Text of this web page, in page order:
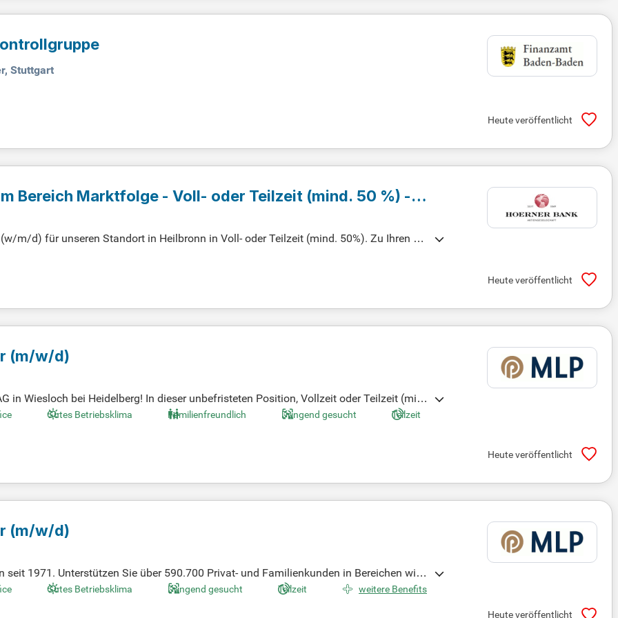
Stuttgart
Heute veröffentlicht
Bereich Marktfolge - Voll- oder Teilzeit (mind. 50 %) -
m/d) für unseren Standort in Heilbronn in Voll- oder Teilzeit (mind. 50%). Zu Ihren Au
und Beleihungswertermittlungen sowie die Analyse wirtschaftlicher Ver
Kenntnisse in agree21. Wir bieten eine sichere Anstellung in einer traditionsreiche
Heute veröffentlicht
(m/w/d)
in Wiesloch bei Heidelberg! In dieser unbefristeten Position, Vollzeit oder Teilzeit (min
von Kreditprodukten. Unterstütze unsere Berater und Geschäftsstellenleitungen, um e
hohes Maß an Verantwortungsbewusstsein und arbeitest strukturiert? Genieße fle
Gutes Betriebsklima Familienfreundlich Dringend gesucht
Teilzeit
Heute veröffentlicht
(m/w/d)
seit 1971. Unterstützen Sie über 590.700 Privat- und Familienkunden in Bereichen wie
Bewerben Sie sich jetzt für spannende Möglichkeiten!
Gutes Betriebsklima Dringend gesucht Teilzeit weitere Benefits
Heute veröffentlicht